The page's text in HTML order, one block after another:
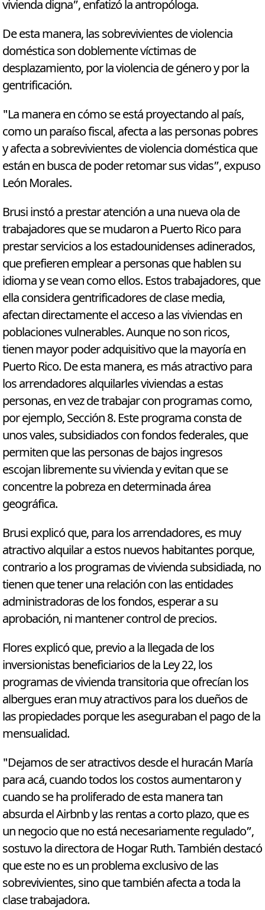
vivienda digna”, enfatizó la antropóloga.
De esta manera, las sobrevivientes de violencia
doméstica son doblemente víctimas de
desplazamiento, por la violencia de género y por la
gentrificación.
"La manera en cómo se está proyectando al país,
como un paraíso fiscal, afecta a las personas pobres
y afecta a sobrevivientes de violencia doméstica que
están en busca de poder retomar sus vidas”, expuso
León Morales.
Brusi instó a prestar atención a una nueva ola de
trabajadores que se mudaron a Puerto Rico para
prestar servicios a los estadounidenses adinerados,
que prefieren emplear a personas que hablen su
idioma y se vean como ellos. Estos trabajadores, que
ella considera gentrificadores de clase media,
afectan directamente el acceso a las viviendas en
poblaciones vulnerables. Aunque no son ricos,
tienen mayor poder adquisitivo que la mayoría en
Puerto Rico. De esta manera, es más atractivo para
los arrendadores alquilarles viviendas a estas
personas, en vez de trabajar con programas como,
por ejemplo, Sección 8. Este programa consta de
unos vales, subsidiados con fondos federales, que
permiten que las personas de bajos ingresos
escojan libremente su vivienda y evitan que se
concentre la pobreza en determinada área
geográfica.
Brusi explicó que, para los arrendadores, es muy
atractivo alquilar a estos nuevos habitantes porque,
contrario a los programas de vivienda subsidiada, no
tienen que tener una relación con las entidades
administradoras de los fondos, esperar a su
aprobación, ni mantener control de precios.
Flores explicó que, previo a la llegada de los
inversionistas beneficiarios de la Ley 22, los
programas de vivienda transitoria que ofrecían los
albergues eran muy atractivos para los dueños de
las propiedades porque les aseguraban el pago de la
mensualidad.
"Dejamos de ser atractivos desde el huracán María
para acá, cuando todos los costos aumentaron y
cuando se ha proliferado de esta manera tan
absurda el Airbnb y las rentas a corto plazo, que es
un negocio que no está necesariamente regulado”,
sostuvo la directora de Hogar Ruth. También destacó
que este no es un problema exclusivo de las
sobrevivientes, sino que también afecta a toda la
clase trabajadora.